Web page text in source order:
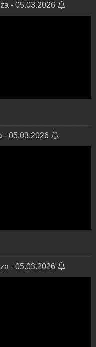
- 05.03.2026
- 05.03.2026
- 05.03.2026